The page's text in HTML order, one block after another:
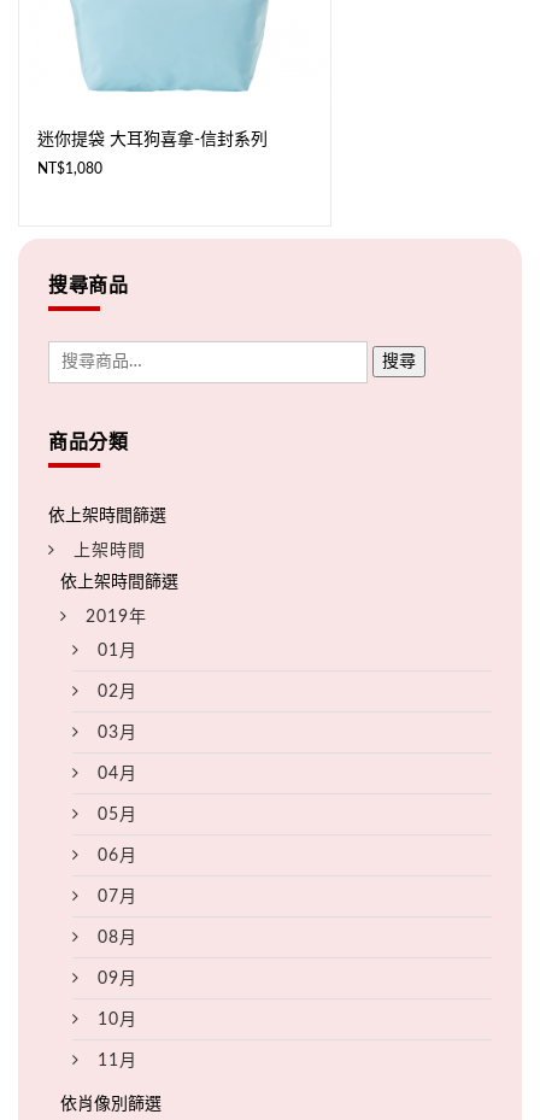
迷你提袋 大耳狗喜拿-信封系列
NT$1,080
搜尋商品
搜尋
商品分類
上架時間
2019年
01月
02月
03月
04月
05月
06月
07月
08月
09月
10月
11月